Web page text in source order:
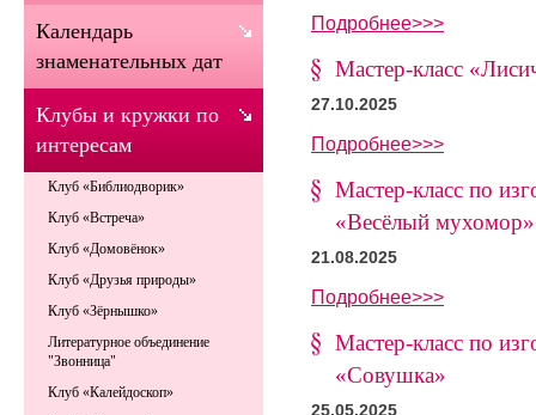
Подробнее>>>
Мастер-класс
27.10.2025
Подробнее>>>
Мастер-класс по
«Весёлый мухомор»
21.08.2025
Подробнее>>>
Мастер-класс по
«Совушка»
25.05.2025
Календарь
знаменательных дат
Клубы и кружки по
интересам
Клуб «Библиодворик»
Клуб «Встреча»
Клуб «Домовёнок»
Клуб «Друзья природы»
Клуб «Зёрнышко»
Литературное объединение
"Звонница"
Клуб «Калейдоскоп»